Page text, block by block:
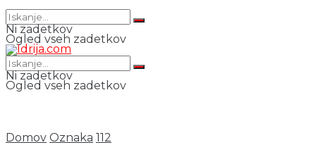
Ni zadetkov
Ogled vseh zadetkov
Ni zadetkov
Ogled vseh zadetkov
Domov Oznaka 112